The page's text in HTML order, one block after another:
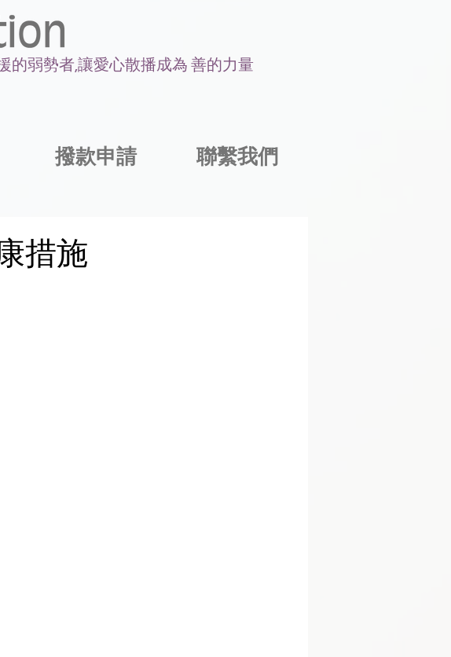
的弱勢者,讓愛心散播成為 善的力量
撥款申請 聯繫我們
措施